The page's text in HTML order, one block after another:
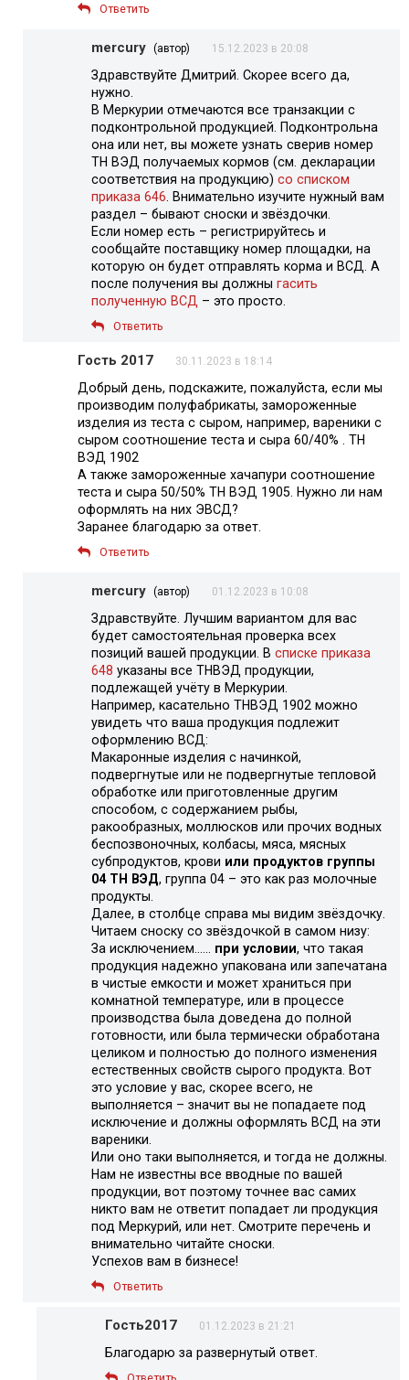
Ответить
mercury (автор) 15.12.2023 в 20:08
Здравствуйте Дмитрий. Скорее всего да,
нужно.
В Меркурии отмечаются все транзакции с
подконтрольной продукцией. Подконтрольна
она или нет, вы можете узнать сверив номер
ТН ВЭД получаемых кормов (см. декларации
соответствия на продукцию) со списком
приказа 646 . Внимательно изучите нужный вам
раздел – бывают сноски и звёздочки.
Если номер есть – регистрируйтесь и
сообщайте поставщику номер площадки, на
которую он будет отправлять корма и ВСД. А
после получения вы должны гасить
полученную ВСД – это просто.
Ответить
Гость 2017 30.11.2023 в 18:14
Добрый день, подскажите, пожалуйста, если мы
производим полуфабрикаты, замороженные
изделия из теста с сыром, например, вареники с
сыром соотношение теста и сыра 60/40% . ТН
ВЭД 1902
А также замороженные хачапури соотношение
теста и сыра 50/50% ТН ВЭД 1905. Нужно ли нам
оформлять на них ЭВСД?
Заранее благодарю за ответ.
Ответить
mercury (автор) 01.12.2023 в 10:08
Здравствуйте. Лучшим вариантом для вас
будет самостоятельная проверка всех
позиций вашей продукции. В списке приказа
648 указаны все ТНВЭД продукции,
подлежащей учёту в Меркурии.
Например, касательно ТНВЭД 1902 можно
увидеть что ваша продукция подлежит
оформлению ВСД:
Макаронные изделия с начинкой,
подвергнутые или не подвергнутые тепловой
обработке или приготовленные другим
способом, с содержанием рыбы,
ракообразных, моллюсков или прочих водных
беспозвоночных, колбасы, мяса, мясных
субпродуктов, крови или продуктов группы
04 ТН ВЭД, группа 04 – это как раз молочные
продукты.
Далее, в столбце справа мы видим звёздочку.
Читаем сноску со звёздочкой в самом низу:
За исключением…… при условии, что такая
продукция надежно упакована или запечатана
в чистые емкости и может храниться при
комнатной температуре, или в процессе
производства была доведена до полной
готовности, или была термически обработана
целиком и полностью до полного изменения
естественных свойств сырого продукта. Вот
это условие у вас, скорее всего, не
выполняется – значит вы не попадаете под
исключение и должны оформлять ВСД на эти
вареники.
Или оно таки выполняется, и тогда не должны.
Нам не известны все вводные по вашей
продукции, вот поэтому точнее вас самих
никто вам не ответит попадает ли продукция
под Меркурий, или нет. Смотрите перечень и
внимательно читайте сноски.
Успехов вам в бизнесе!
Ответить
Гость2017 01.12.2023 в 21:21
Благодарю за развернутый ответ.